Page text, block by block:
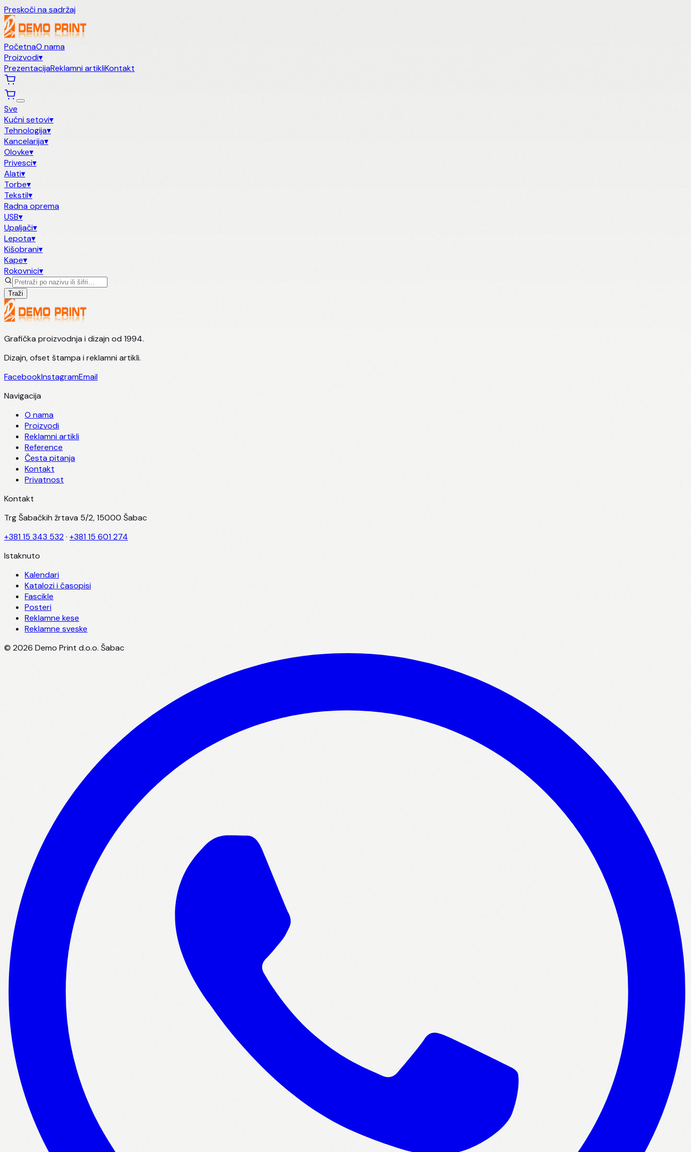
Preskoči na sadržaj
PočetnaO nama
Proizvodi▾
PrezentacijaReklamni artikliKontakt
Sve
Kućni setovi▾
Tehnologija▾
Kancelarija▾
Olovke▾
Privesci▾
Alati▾
Torbe▾
Tekstil▾
Radna oprema
USB▾
Upaljači▾
Lepota▾
Kišobrani▾
Kape▾
Rokovnici▾
Traži
Grafička proizvodnja i dizajn od 1994.
Dizajn, ofset štampa i reklamni artikli.
FacebookInstagramEmail
Navigacija
O nama
Proizvodi
Reklamni artikli
Reference
Česta pitanja
Kontakt
Privatnost
Kontakt
Trg Šabačkih žrtava 5/2, 15000 Šabac
+381 15 343 532· +381 15 601 274
Istaknuto
Kalendari
Katalozi i časopisi
Fascikle
Posteri
Reklamne kese
Reklamne sveske
© 2026 Demo Print d.o.o. Šabac